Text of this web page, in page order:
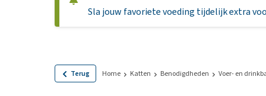
Natvoer
Graanvrij
Ontworming
Probiotica en
Sla jouw favoriete voeding tijdelijk extra
Terug Home Katten Benodigdheden Voer- en